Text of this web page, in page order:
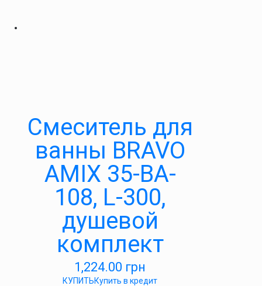
Cмеситель для
ванны BRAVO
AMIX 35-BA-
108, L-300,
душевой
комплект
1,224.00 грн
КУПИТЬКупить в кредит